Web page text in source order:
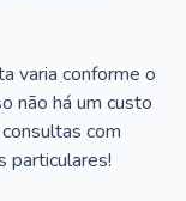
varia conforme o
não há um custo
com
particulares!